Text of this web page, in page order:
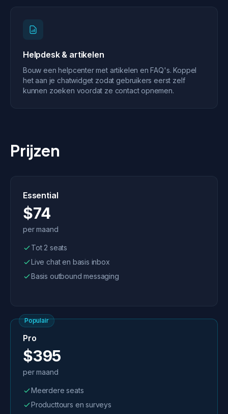
Helpdesk & artikelen
Bouw een helpcenter met artikelen en FAQ's. Koppel
het aan je chatwidget zodat gebruikers eerst zelf
kunnen zoeken voordat ze contact opnemen.
Prijzen
Essential
$74
per maand
Tot 2 seats
Live chat en basis inbox
Basis outbound messaging
Populair
Pro
$395
per maand
Meerdere seats
Producttours en surveys